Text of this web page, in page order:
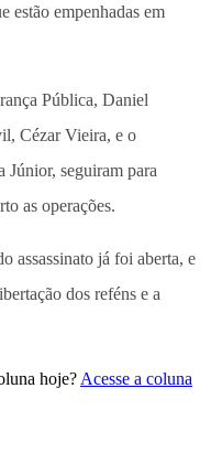
estão empenhadas em
Pública, Daniel
Cézar Vieira, e o
Júnior, seguiram para
as operações.
assassinato já foi aberta, e
dos reféns e a
hoje? Acesse a coluna